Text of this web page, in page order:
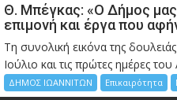
Θ. Μπέγκας: «Ο Δήμος μας
επιμονή και έργα που
Τη συνολική εικόνα της
Ιούλιο και τις πρώτες ημέρες
ΔΗΜΟΣ ΙΩΑΝΝΙΤΩΝ Επικαιρότητα